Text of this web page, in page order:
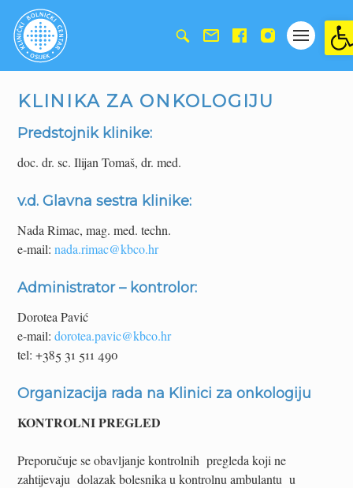
KLINIKA ZA ONKOLOGIJU
Predstojnik klinike:
doc. dr. sc. Ilijan Tomaš, dr. med.
v.d. Glavna sestra klinike:
Nada Rimac, mag. med. techn.
e-mail: nada.rimac@kbco.hr
Administrator – kontrolor:
Dorotea Pavić
e-mail: dorotea.pavic@kbco.hr
tel: +385 31 511 490
Organizacija rada na Klinici za onkologiju
KONTROLNI PREGLED
Preporučuje se obavljanje kontrolnih pregleda koji ne
zahtijevaju dolazak bolesnika u kontrolnu ambulantu u